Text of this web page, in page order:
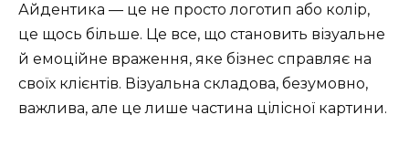
Айдентика — це не просто логотип або колір,
це щось більше. Це все, що становить візуальне
й емоційне враження, яке бізнес справляє на
своїх клієнтів. Візуальна складова, безумовно,
важлива, але це лише частина цілісної картини.